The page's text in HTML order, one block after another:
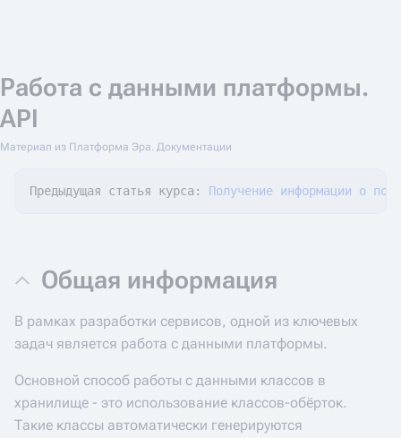
Работа с данными платформы.
API
Материал из Платформа Эра. Документации
Предыдущая статья курса: Получение информации о
Общая информация
В рамках разработки сервисов, одной из ключевых
задач является работа с данными платформы.
Основной способ работы с данными классов в
хранилище - это использование классов-обёрток.
Такие классы автоматически генерируются